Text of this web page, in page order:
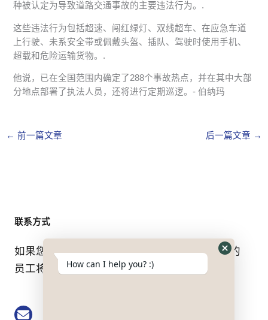
种被认定为导致道路交通事故的主要违法行为。.
这些违法行为包括超速、闯红绿灯、双线超车、在应急车道
上行驶、未系安全带或佩戴头盔、插队、驾驶时使用手机、
超载和危险运输货物。.
他说，已在全国范围内确定了288个事故热点，并在其中大部
分地点部署了执法人员，还将进行定期巡逻。- 伯纳玛
← 前一篇文章 后一篇文章 →
联系方式
如果您有任何问题，请随时与我们联系。我们的
员工将竭诚为您服务。.
Hide
How can I help you? :)